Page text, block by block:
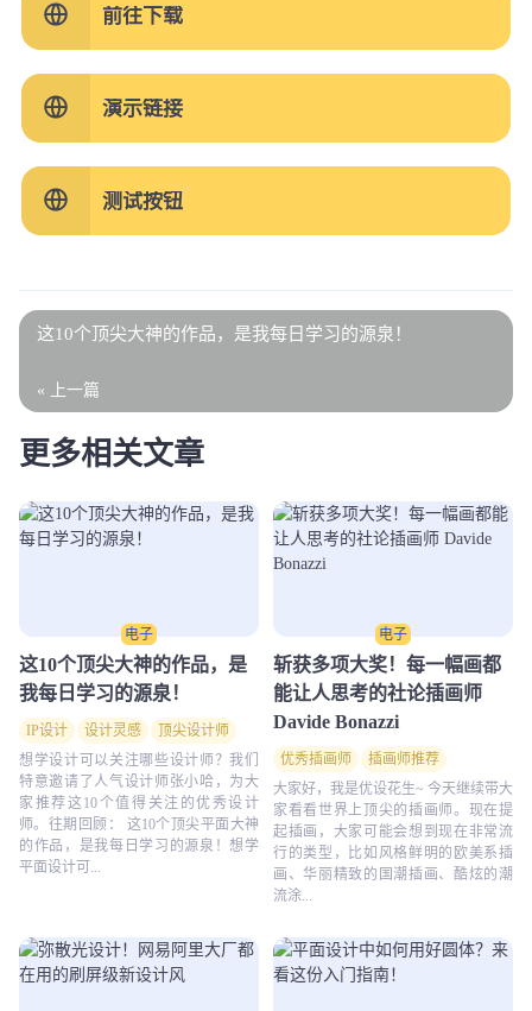
前往下载
演示链接
测试按钮
这10个顶尖大神的作品，是我每日学习的源泉！
« 上一篇
更多相关文章
电子
这10个顶尖大神的作品，是
我每日学习的源泉！
IP设计 设计灵感
顶尖设计师
想学设计可以关注哪些设计师？我们
特意邀请了人气设计师张小哈，为大
家推荐这10个值得关注的优秀设计
师。往期回顾： 这10个顶尖平面大神
的作品，是我每日学习的源泉！想学
平面设计可...
电子
斩获多项大奖！每一幅画都
能让人思考的社论插画师
Davide Bonazzi
优秀插画师 插画师推荐
大家好，我是优设花生~ 今天继续带大
家看看世界上顶尖的插画师。现在提
起插画，大家可能会想到现在非常流
行的类型，比如风格鲜明的欧美系插
画、华丽精致的国潮插画、酷炫的潮
流涂...